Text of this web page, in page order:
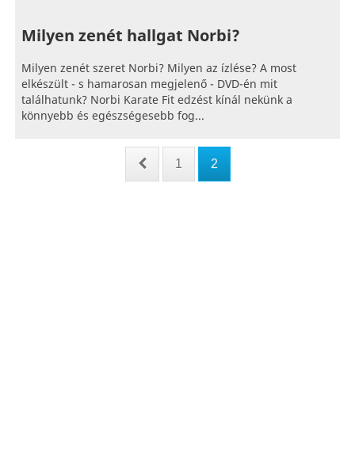
Milyen zenét hallgat Norbi?
Milyen zenét szeret Norbi? Milyen az ízlése? A most
elkészült - s hamarosan megjelenő - DVD-én mit
találhatunk? Norbi Karate Fit edzést kínál nekünk a
könnyebb és egészségesebb fog...
1 2